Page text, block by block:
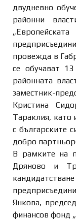
двудневно
рaйонни
провежда в
се обучават
районната
заместник-
Кристина
Тараклия, като
с българските
добро
В рамките на
Дряново и
Янкова,
финансов фонд